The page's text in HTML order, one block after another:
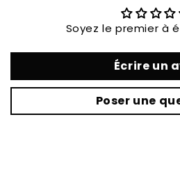
Soyez le premier à
Écrire un
Poser une